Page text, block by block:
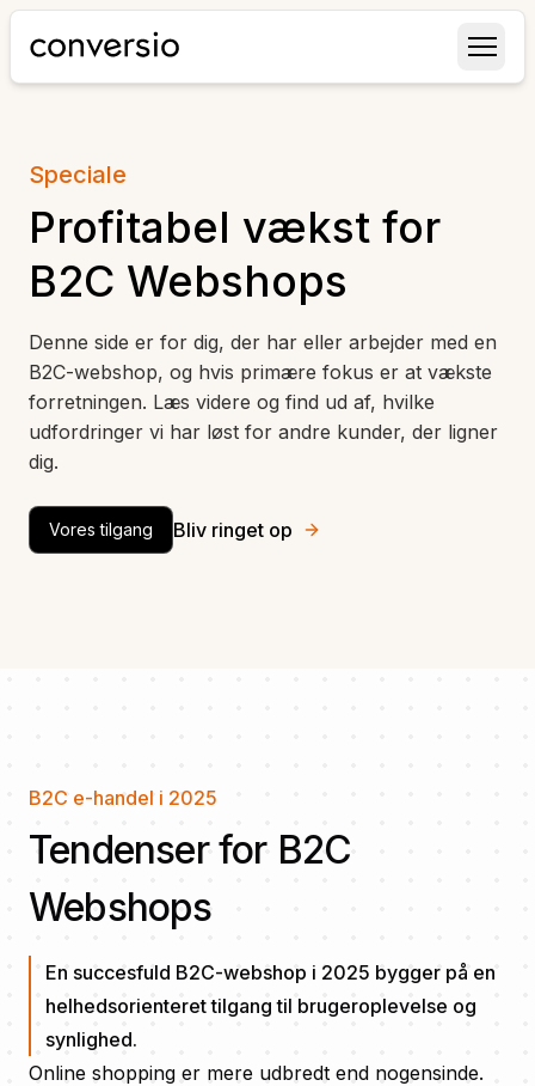
Conversio
Speciale
Profitabel vækst for
B2C Webshops
Denne side er for dig, der har eller arbejder med en
B2C-webshop, og hvis primære fokus er at vækste
forretningen. Læs videre og find ud af, hvilke
udfordringer vi har løst for andre kunder, der ligner
dig.
Vores tilgang Bliv ringet op
B2C e-handel i 2025
Tendenser for B2C
Webshops
En succesfuld B2C-webshop i 2025 bygger på en
helhedsorienteret tilgang til brugeroplevelse og
synlighed.
Online shopping er mere udbredt end nogensinde.